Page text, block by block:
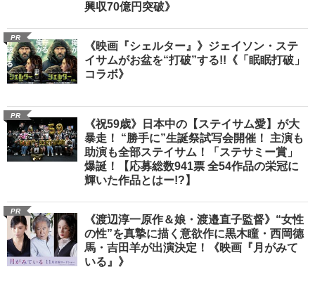
興収70億円突破》
PR
《映画『シェルター』》ジェイソン・ステ
イサムがお盆を“打破”する!!《「眠眠打破」
コラボ》
PR
《祝59歳》日本中の【ステイサム愛】が大
暴走！ “勝手に”生誕祭試写会開催！ 主演も
助演も全部ステイサム！「ステサミー賞」
爆誕！【応募総数941票 全54作品の栄冠に
輝いた作品とはー!?】
PR
《渡辺淳一原作＆娘・渡邉直子監督》“女性
の性”を真摯に描く意欲作に黒木瞳・西岡德
馬・吉田羊が出演決定！《映画『月がみて
いる』》